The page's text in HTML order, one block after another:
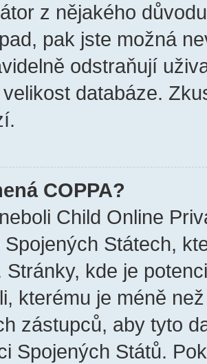
z nějakého
pak jste možná
odstraňují
databáze.
COPPA?
Child Online
Státech,
Stránky, kde je
kterému je méně
zástupců, aby tyto
Spojených Států.